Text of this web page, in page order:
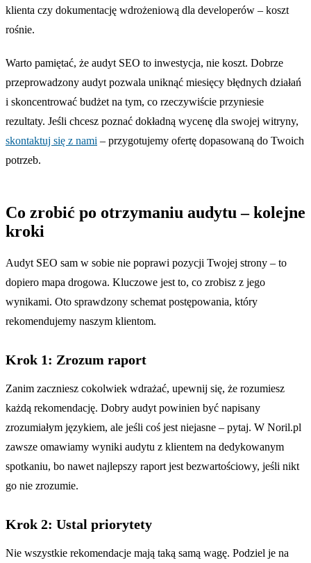
klienta czy dokumentację wdrożeniową dla developerów – koszt
rośnie.
Warto pamiętać, że audyt SEO to inwestycja, nie koszt. Dobrze
przeprowadzony audyt pozwala uniknąć miesięcy błędnych działań
i skoncentrować budżet na tym, co rzeczywiście przyniesie
rezultaty. Jeśli chcesz poznać dokładną wycenę dla swojej witryny,
skontaktuj się z nami – przygotujemy ofertę dopasowaną do Twoich
potrzeb.
Co zrobić po otrzymaniu audytu – kolejne
kroki
Audyt SEO sam w sobie nie poprawi pozycji Twojej strony – to
dopiero mapa drogowa. Kluczowe jest to, co zrobisz z jego
wynikami. Oto sprawdzony schemat postępowania, który
rekomendujemy naszym klientom.
Krok 1: Zrozum raport
Zanim zaczniesz cokolwiek wdrażać, upewnij się, że rozumiesz
każdą rekomendację. Dobry audyt powinien być napisany
zrozumiałym językiem, ale jeśli coś jest niejasne – pytaj. W Noril.pl
zawsze omawiamy wyniki audytu z klientem na dedykowanym
spotkaniu, bo nawet najlepszy raport jest bezwartościowy, jeśli nikt
go nie zrozumie.
Krok 2: Ustal priorytety
Nie wszystkie rekomendacje mają taką samą wagę. Podziel je na